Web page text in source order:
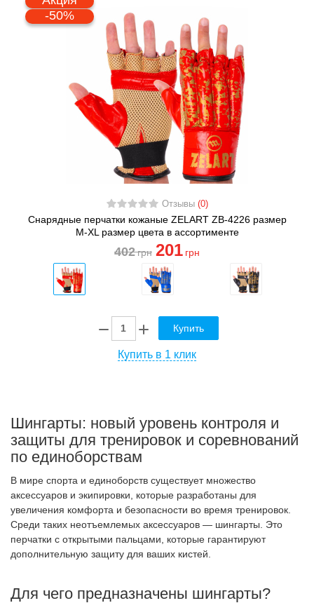
-50%
Отзывы (0)
Снарядные перчатки кожаные ZELART ZB-4226 размер
M-XL размер цвета в ассортименте
402грн 201 грн
Купить
Купить в 1 клик
Шингарты: новый уровень контроля и
защиты для тренировок и соревнований
по единоборствам
В мире спорта и единоборств существует множество
аксессуаров и экипировки, которые разработаны для
увеличения комфорта и безопасности во время тренировок.
Среди таких неотъемлемых аксессуаров — шингарты. Это
перчатки с открытыми пальцами, которые гарантируют
дополнительную защиту для ваших кистей.
Для чего предназначены шингарты?